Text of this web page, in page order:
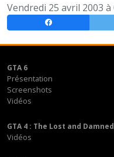
Vendredi 25 avril 2003 à
GTA 6
Présentation
Screenshots
Vidéos
GTA 4 : The Lost and Damned
Vidéos